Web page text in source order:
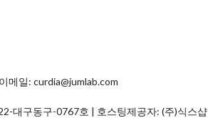
메일: curdia@jumlab.com
대구동구-0767호 | 호스팅제공자: (주)식스샵